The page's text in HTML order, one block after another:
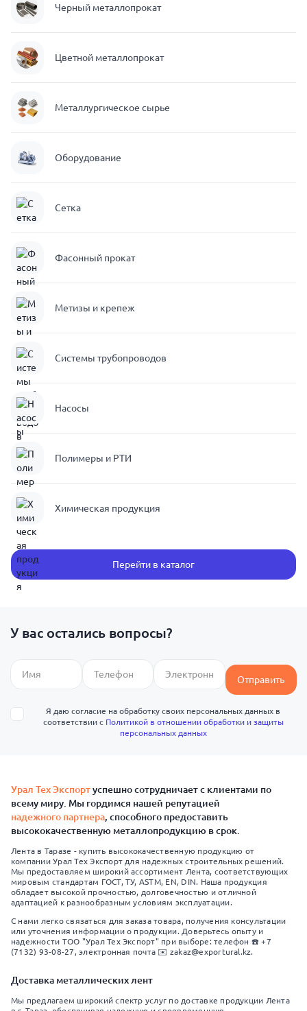
Черный металлопрокат
Цветной металлопрокат
Металлургическое сырье
Оборудование
Сетка
Фасонный прокат
Метизы и крепеж
Системы трубопроводов
Насосы
Полимеры и РТИ
Химическая продукция
Перейти в каталог
У вас остались вопросы?
Отправить
Я даю согласие на обработку своих персональных данных в
соответствии с Политикой в отношении обработки и защиты
персональных данных
Урал Тех Экспортуспешно сотрудничает с клиентами по
всему миру. Мы гордимся нашей репутацией
надежного партнера, способного предоставить
высококачественную металлопродукцию в срок.
Лента в Таразе - купить высококачественную продукцию от
компании Урал Тех Экспорт для надежных строительных решений.
Мы предоставляем широкий ассортимент Лента, соответствующих
мировым стандартам ГОСТ, ТУ, ASTM, EN, DIN. Наша продукция
обладает высокой прочностью, долговечностью и отличной
адаптацией к разнообразным условиям эксплуатации.
С нами легко связаться для заказа товара, получения консультации
или уточнения информации о продукции. Доверьтесь опыту и
надежности ТОО "Урал Тех Экспорт" при выборе: телефон ☎️ +7
(7132) 93-08-27, электронная почта ✉️ zakaz@exportural.kz.
Доставка металлических лент
Мы предлагаем широкий спектр услуг по доставке продукции Лента